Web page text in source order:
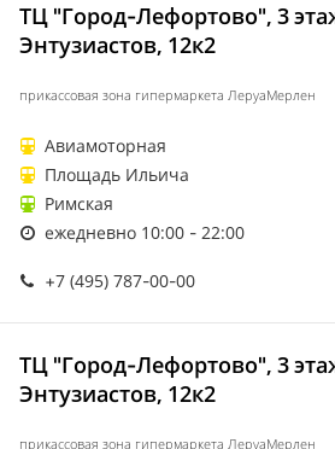
ТЦ "Город-Лефортово", 3
Энтузиастов, 12к2
прикассовая зона гипермаркета ЛеруаМерлен
Авиамоторная
Площадь Ильича
Римская
ежедневно 10:00 - 22:00
+7 (495) 787-00-00
ТЦ "Город-Лефортово", 3
Энтузиастов, 12к2
прикассовая зона гипермаркета ЛеруаМерлен